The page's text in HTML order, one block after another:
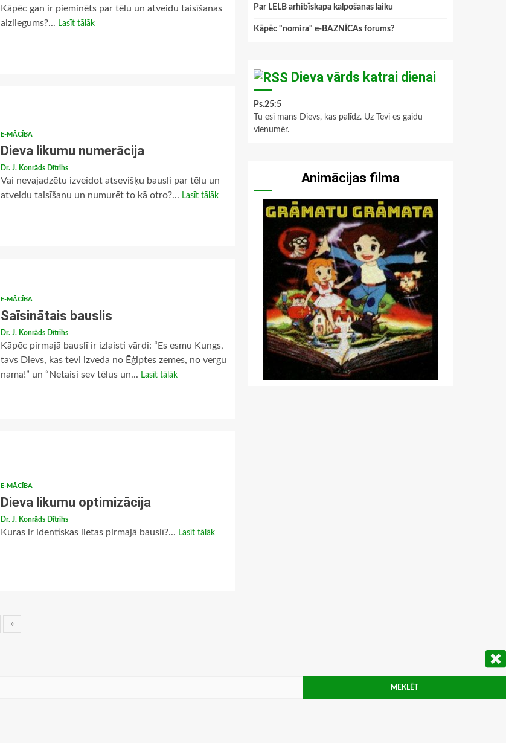
Kāpēc gan ir pieminēts par tēlu un atveidu taisīšanas
aizliegums?... Lasīt tālāk
E-MĀCĪBA
Dieva likumu numerācija
Dr. J. Konrāds Dītrihs
Vai nevajadzētu izveidot atsevišķu bausli par tēlu un
atveidu taisīšanu un numurēt to kā otro?... Lasīt tālāk
E-MĀCĪBA
Saīsinātais bauslis
Dr. J. Konrāds Dītrihs
Kāpēc pirmajā bauslī ir izlaisti vārdi: “Es esmu Kungs,
tavs Dievs, kas tevi izveda no Ēģiptes zemes, no vergu
nama!” un “Netaisi sev tēlus un... Lasīt tālāk
E-MĀCĪBA
Dieva likumu optimizācija
Dr. J. Konrāds Dītrihs
Kuras ir identiskas lietas pirmajā bauslī?... Lasīt tālāk
»
Par LELB arhibīskapa kalpošanas laiku
Kāpēc "nomira" e-BAZNĪCAs forums?
Dieva vārds katrai dienai
Ps.25:5
Tu esi mans Dievs, kas palīdz. Uz Tevi es gaidu
vienumēr.
Animācijas filma